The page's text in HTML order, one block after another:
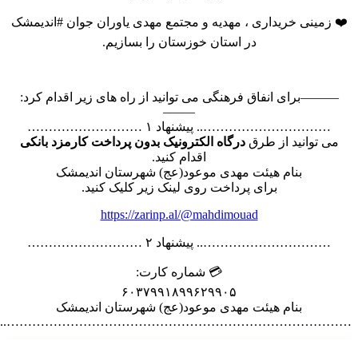
❤️‌ زمینی خریداری ، مهدیه و مجتمع مهدی یاوران جوان #اندیمشک
در استان خوزستان را بسازیم.
———برای انفاق فرهنگی می توانید از راه های زیر اقدام کرد:
——–
………………………….. پیشنهاد ۱ ………………………
می توانید از طرقدرگاه الکترونیک بدون پرداخت کارمزد بانکی
اقدام کنید.
بنام هیئت مهدی موعود(عج) شهرستان اندیمشک
برای پرداخت روی لینک زیر کلیک کنید.
https://zarinp.al/@mahdimouad
………………………….. پیشنهاد ۲ ………………………
💳 شماره کارت:
۶۰۳۷۹۹۱۸۹۹۶۲۹۹۰۵
بنام هیئت مهدی موعود(عج) شهرستان اندیمشک
………………………………………………………………………..